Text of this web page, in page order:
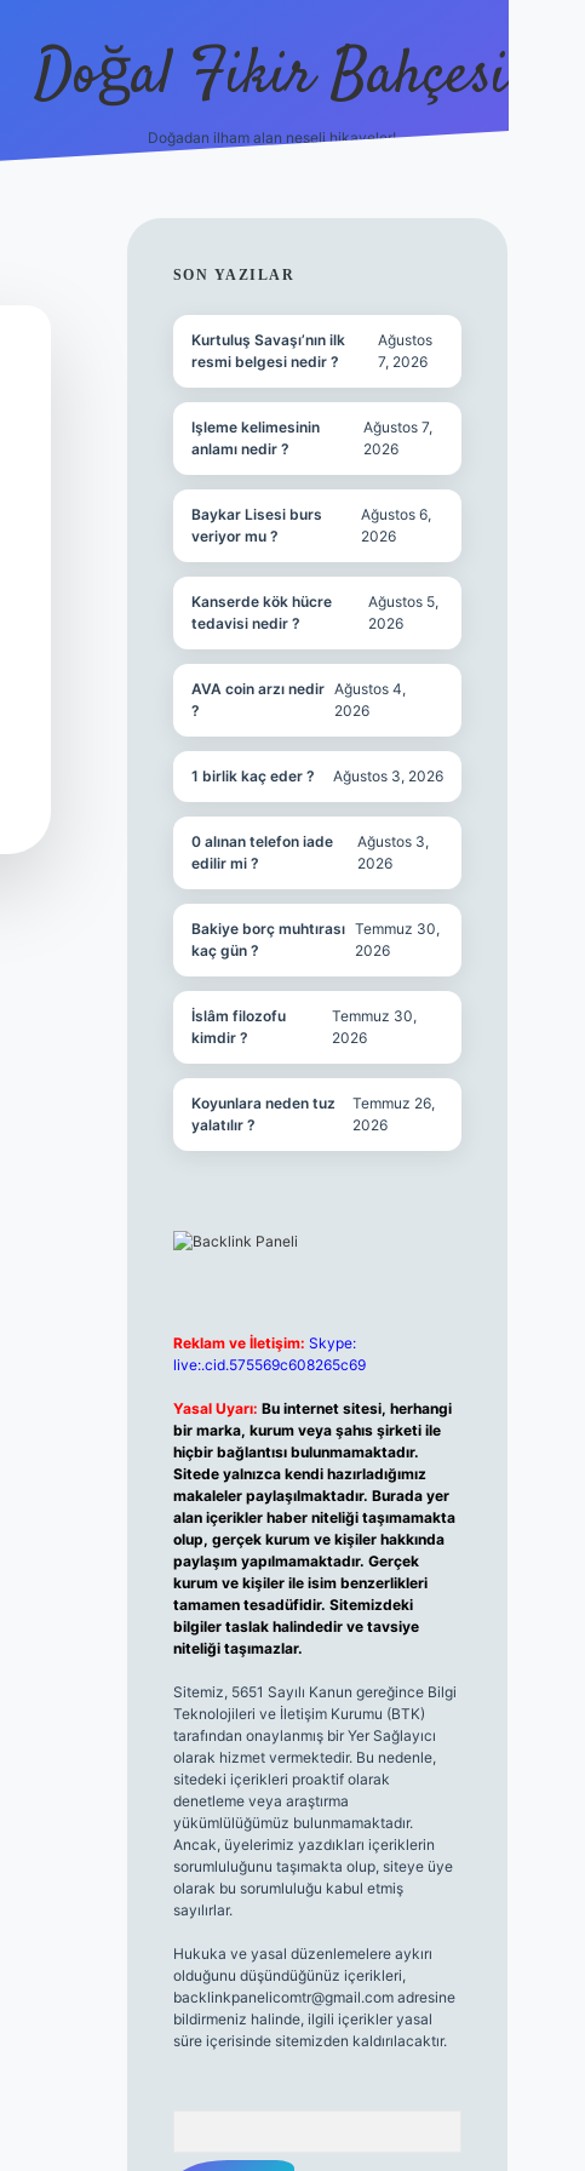
Doğal Fikir Bahçesi
Doğadan ilham alan neşeli hikayeler!
SIDEBAR
SON YAZILAR
Kurtuluş Savaşı’nın ilk
resmi belgesi nedir ?
Ağustos
7, 2026
Işleme kelimesinin
anlamı nedir ?
Ağustos 7,
2026
Baykar Lisesi burs
veriyor mu ?
Ağustos 6,
2026
Kanserde kök hücre
tedavisi nedir ?
Ağustos 5,
2026
AVA coin arzı nedir
?
Ağustos 4,
2026
1 birlik kaç eder ? Ağustos 3, 2026
0 alınan telefon iade
edilir mi ?
Ağustos 3,
2026
Bakiye borç muhtırası
kaç gün ?
Temmuz 30,
2026
İslâm filozofu
kimdir ?
Temmuz 30,
2026
Koyunlara neden tuz
yalatılır ?
Temmuz 26,
2026
Reklam ve İletişim: Skype:
live:.cid.575569c608265c69
Yasal Uyarı: Bu internet sitesi, herhangi
bir marka, kurum veya şahıs şirketi ile
hiçbir bağlantısı bulunmamaktadır.
Sitede yalnızca kendi hazırladığımız
makaleler paylaşılmaktadır. Burada yer
alan içerikler haber niteliği taşımamakta
olup, gerçek kurum ve kişiler hakkında
paylaşım yapılmamaktadır. Gerçek
kurum ve kişiler ile isim benzerlikleri
tamamen tesadüfidir. Sitemizdeki
bilgiler taslak halindedir ve tavsiye
niteliği taşımazlar.
Sitemiz, 5651 Sayılı Kanun gereğince Bilgi
Teknolojileri ve İletişim Kurumu (BTK)
tarafından onaylanmış bir Yer Sağlayıcı
olarak hizmet vermektedir. Bu nedenle,
sitedeki içerikleri proaktif olarak
denetleme veya araştırma
yükümlülüğümüz bulunmamaktadır.
Ancak, üyelerimiz yazdıkları içeriklerin
sorumluluğunu taşımakta olup, siteye üye
olarak bu sorumluluğu kabul etmiş
sayılırlar.
Hukuka ve yasal düzenlemelere aykırı
olduğunu düşündüğünüz içerikleri,
backlinkpanelicomtr@gmail.comadresine
bildirmeniz halinde, ilgili içerikler yasal
süre içerisinde sitemizden kaldırılacaktır.
grandoperabet